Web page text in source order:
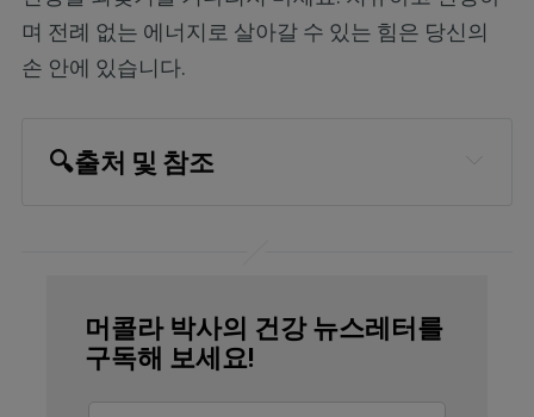
며 전례 없는 에너지로 살아갈 수 있는 힘은 당신의
손 안에 있습니다.
🔍출처 및 참조
Haidut.me February 26, 2024
머콜라 박사의 건강 뉴스레터를
구독해 보세요!